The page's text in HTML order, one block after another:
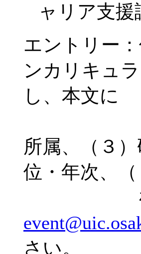
ャリア支援
エントリー
ンカリキュ
し、本文に
所属、（３
位・年次、
をご
さい。